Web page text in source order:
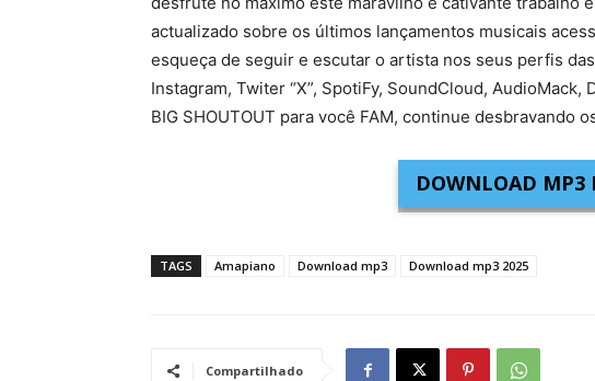
actualizado sobre os últimos lançamentos musicais
esqueça de seguir e escutar o artista nos seus perfis
Instagram, Twiter “X”, SpotiFy, SoundCloud,
BIG SHOUTOUT para você FAM, continue desbravando
DOWNLOAD MP3
TAGS Amapiano Download mp3 Download mp3 2025
Compartilhado